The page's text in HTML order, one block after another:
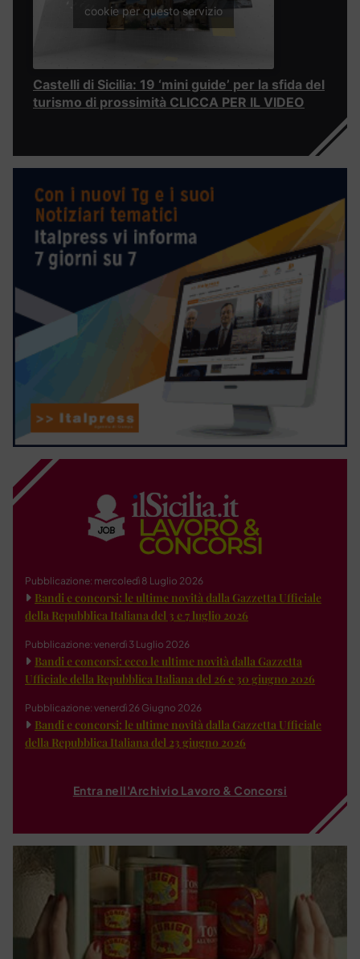
cookie per questo servizio
Castelli di Sicilia: 19 ‘mini guide’ per la sfida del
turismo di prossimità CLICCA PER IL VIDEO
Pubblicazione: mercoledì 8 Luglio 2026
Bandi e concorsi: le ultime novità dalla Gazzetta Ufficiale
della Repubblica Italiana del 3 e 7 luglio 2026
Pubblicazione: venerdì 3 Luglio 2026
Bandi e concorsi: ecco le ultime novità dalla Gazzetta
Ufficiale della Repubblica Italiana del 26 e 30 giugno 2026
Pubblicazione: venerdì 26 Giugno 2026
Bandi e concorsi: le ultime novità dalla Gazzetta Ufficiale
della Repubblica Italiana del 23 giugno 2026
Entra nell'Archivio Lavoro & Concorsi